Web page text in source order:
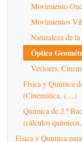
Movimiento
Movimientos
Naturaleza de
Óptica
Vectores,
Física y Química
(Cinemática, (…)
Química de 2.º
(cálculos
Física y Química